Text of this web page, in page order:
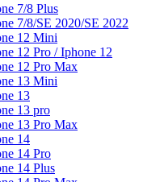
7/8 Plus
7/8/SE 2020/SE 2022
12 Mini
12 Pro / Iphone 12
12 Pro Max
13 Mini
13
13 pro
13 Pro Max
14
14 Pro
14 Plus